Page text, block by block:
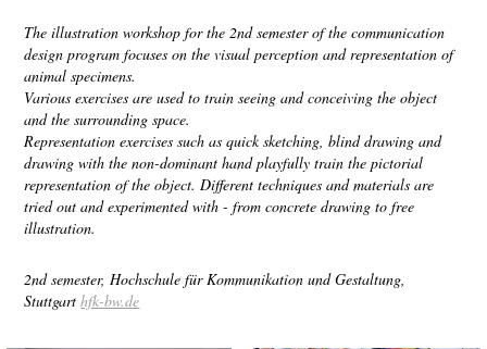
The illustration workshop for the 2nd semester of the communication
design program focuses on the visual perception and representation of
animal specimens.
Various exercises are used to train seeing and conceiving the object
and the surrounding space.
Representation exercises such as quick sketching, blind drawing and
drawing with the non-dominant hand playfully train the pictorial
representation of the object. Different techniques and materials are
tried out and experimented with - from concrete drawing to free
illustration.
2nd semester, Hochschule für Kommunikation und Gestaltung,
Stuttgart hfk-bw.de